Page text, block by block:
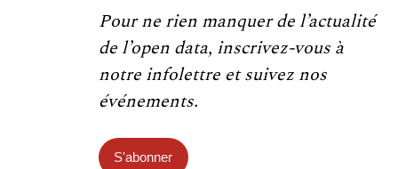
Pour ne rien manquer de l’actualité
de l’open data, inscrivez-vous à
notre infolettre et suivez nos
événements.
S'abonner